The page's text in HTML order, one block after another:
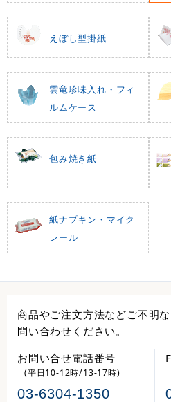
えぼし型掛紙
雲竜珍味入れ・フィ
ルムケース
包み焼き紙
紙ナプキン・マイク
レール
商品やご注文方法などご不明
問い合わせください。
お問い合せ電話番号
(平日10-12時/13-17時)
03-6304-1350